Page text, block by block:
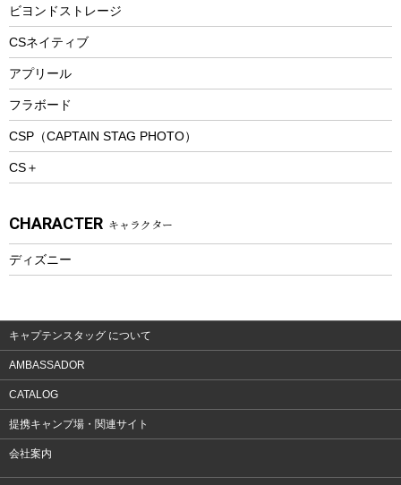
防寒ウェア
トレッキング
トレッキングアクセサリー
プレイグッズ
ウェルネス
ウェア、タオル
ウェア
ビヨンドストレージ
CSネイティブ
アプリール
フラボード
CSP（CAPTAIN STAG PHOTO）
CS＋
CHARACTER キャラクター
ディズニー
キャプテンスタッグ について
AMBASSADOR
CATALOG
提携キャンプ場・関連サイト
会社案内